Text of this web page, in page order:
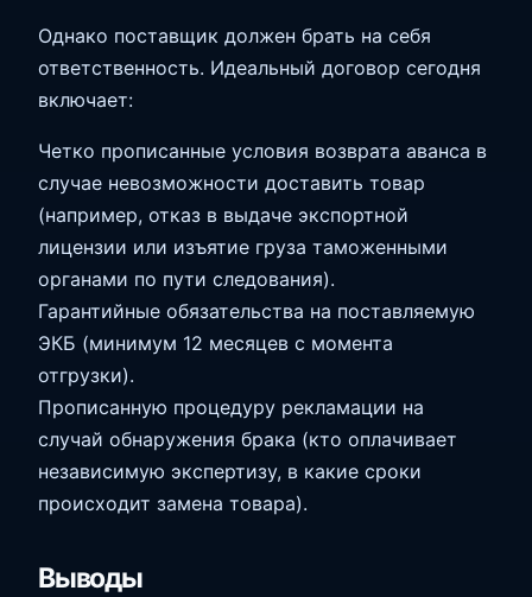
Однако поставщик должен брать на себя
ответственность. Идеальный договор сегодня
включает:
Четко прописанные условия возврата аванса в
случае невозможности доставить товар
(например, отказ в выдаче экспортной
лицензии или изъятие груза таможенными
органами по пути следования).
Гарантийные обязательства на поставляемую
ЭКБ (минимум 12 месяцев с момента
отгрузки).
Прописанную процедуру рекламации на
случай обнаружения брака (кто оплачивает
независимую экспертизу, в какие сроки
происходит замена товара).
Выводы